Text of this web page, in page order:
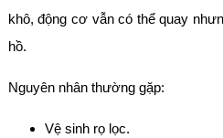
khô, động cơ vẫn có thể quay
hồ.
Nguyên nhân thường gặp:
Vệ sinh rọ lọc.